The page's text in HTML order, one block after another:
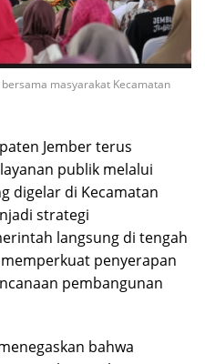
masyarakat Kecamatan
Jember terus
publik melalui
digelar di Kecamatan
strategi
langsung di tengah
penyerapan
pembangunan
bahwa